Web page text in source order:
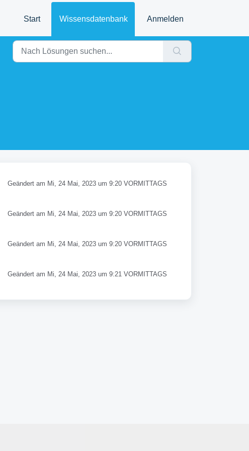
Start Wissensdatenbank Anmelden
Geändert am Mi, 24 Mai, 2023 um 9:20 VORMITTAGS
Geändert am Mi, 24 Mai, 2023 um 9:20 VORMITTAGS
Geändert am Mi, 24 Mai, 2023 um 9:20 VORMITTAGS
Geändert am Mi, 24 Mai, 2023 um 9:21 VORMITTAGS